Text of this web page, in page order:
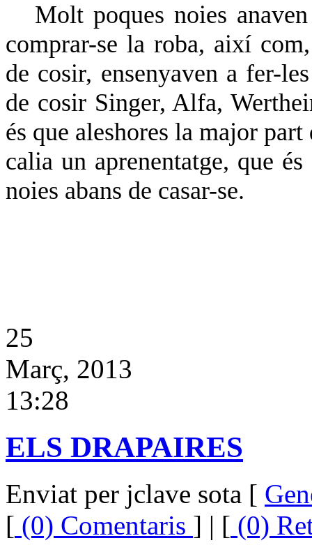
Molt poques noies
comprar-se la roba, així
de cosir, ensenyaven a fer-
de cosir Singer, Alfa,
és que aleshores la major
calia un aprenentatge, que
noies abans de casar-se.
25
Març, 2013
13:28
ELS DRAPAIRES
Enviat per jclave sota [
[ (0) Comentaris ] | [ (0)